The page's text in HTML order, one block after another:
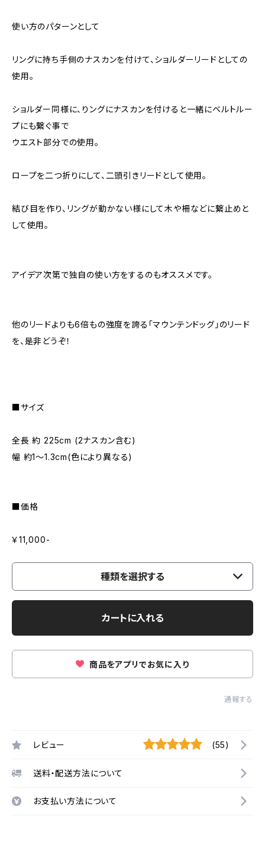
使い方のパターンとして
リングに持ち手側のナスカンを付けて、ショルダーリードとしての
使用。
ショルダー同様に、りングにナスカンを付けると一緒にベルトルー
プにも繋ぐ事で
ウエスト部分での使用。
ロープを二つ折りにして、二頭引きリードとして使用。
結び目を作り、リングが動かない様にして木や柵などに繋止めと
して使用。
アイデア次第で独自の使い方をするのもオススメです。
他のリードよりも6倍もの強度を誇る「マウンテンドッグ」のリード
を、是非どうぞ！
■サイズ
全長 約 225cm (2ナスカン含む)
幅 約1〜1.3cm(色により異なる)
■価格
￥11,000-
種類を選択する
カートに入れる
商品をアプリでお気に入り
通報する
レビュー (55)
送料・配送方法について
お支払い方法について